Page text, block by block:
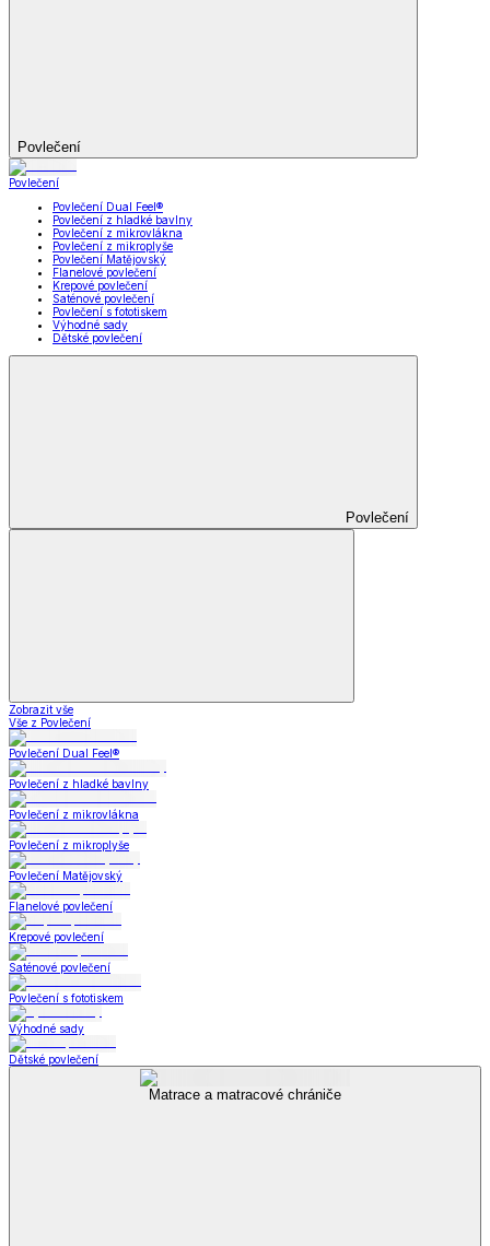
Povlečení
Povlečení
Povlečení Dual Feel®
Povlečení z hladké bavlny
Povlečení z mikrovlákna
Povlečení z mikroplyše
Povlečení Matějovský
Flanelové povlečení
Krepové povlečení
Saténové povlečení
Povlečení s fototiskem
Výhodné sady
Dětské povlečení
Povlečení
Zobrazit vše
Vše z Povlečení
Povlečení Dual Feel®
Povlečení z hladké bavlny
Povlečení z mikrovlákna
Povlečení z mikroplyše
Povlečení Matějovský
Flanelové povlečení
Krepové povlečení
Saténové povlečení
Povlečení s fototiskem
Výhodné sady
Dětské povlečení
Matrace a matracové chrániče